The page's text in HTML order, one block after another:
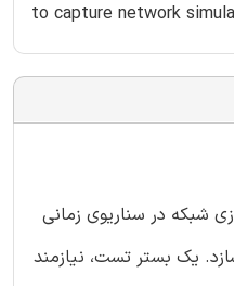
to capture network
شبکه در سناریوی زمانی
یک بستر تست، نیازمند